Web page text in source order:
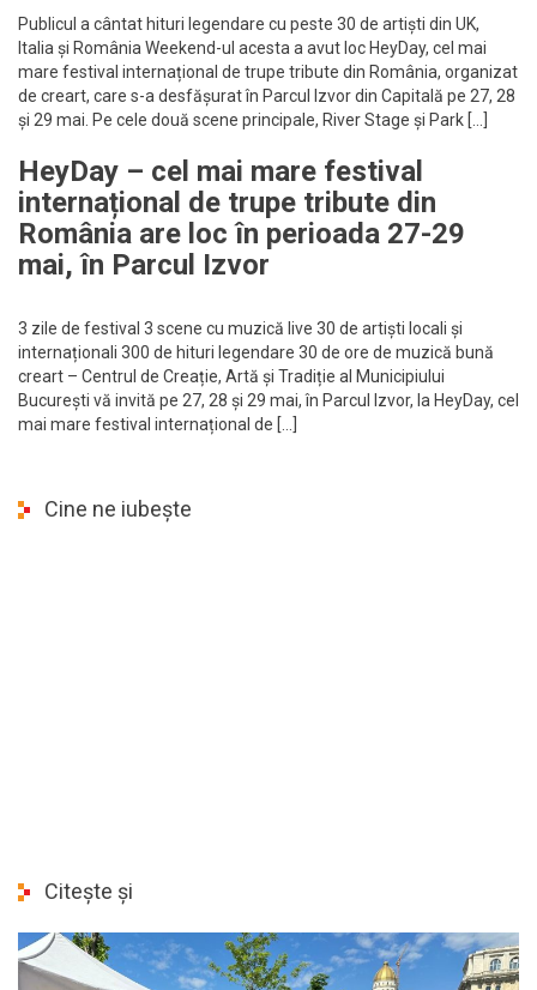
Publicul a cântat hituri legendare cu peste 30 de artiști din UK,
Italia și România Weekend-ul acesta a avut loc HeyDay, cel mai
mare festival internațional de trupe tribute din România, organizat
de creart, care s-a desfășurat în Parcul Izvor din Capitală pe 27, 28
și 29 mai. Pe cele două scene principale, River Stage și Park […]
HeyDay – cel mai mare festival
internațional de trupe tribute din
România are loc în perioada 27-29
mai, în Parcul Izvor
3 zile de festival 3 scene cu muzică live 30 de artiști locali și
internaționali 300 de hituri legendare 30 de ore de muzică bună
creart – Centrul de Creație, Artă și Tradiție al Municipiului
București vă invită pe 27, 28 și 29 mai, în Parcul Izvor, la HeyDay, cel
mai mare festival internațional de […]
Cine ne iubește
Citește și